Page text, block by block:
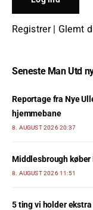
Registrer| Glemt
Seneste Man Utd
Reportage fra Nye
hjemmebane
8. AUGUST 2026 20:37
Middlesbrough køber
8. AUGUST 2026 11:51
5 ting vi holder